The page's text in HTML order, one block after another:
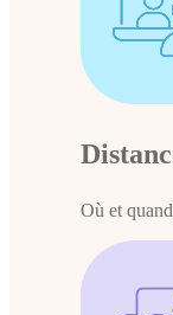
Où et